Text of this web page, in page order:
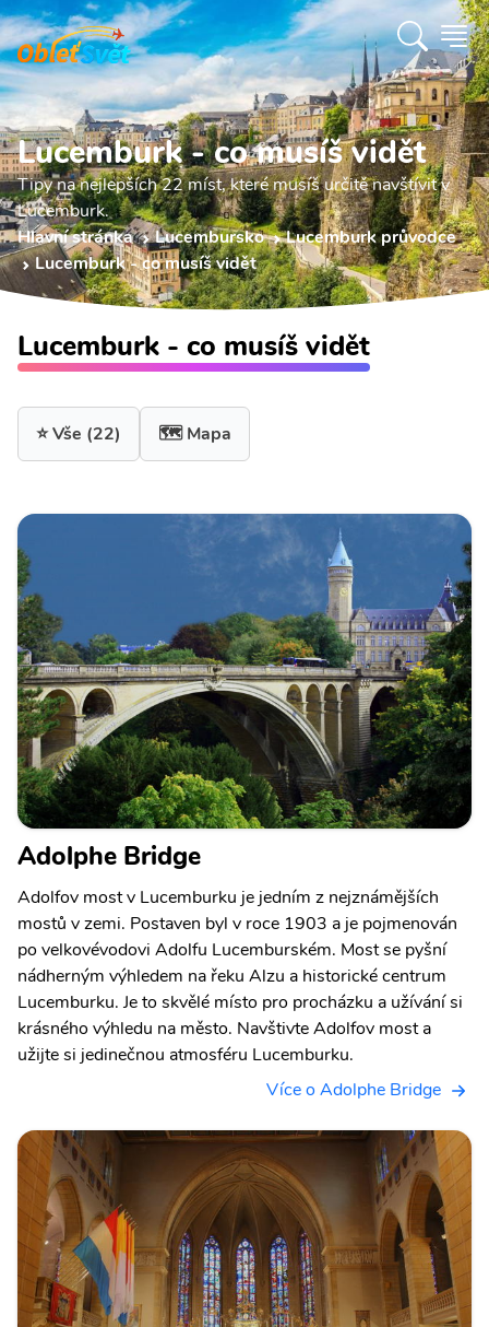
Lucemburk - co musíš vidět
Tipy na nejlepších 22 míst, které musíš určitě navštívit v
Lucemburk.
Hlavní stránka
Lucembursko
Lucemburk průvodce
Lucemburk - co musíš vidět
Lucemburk - co musíš vidět
⭐ Vše (22) 🗺️ Mapa
Adolphe Bridge
Adolfov most v Lucemburku je jedním z nejznámějších
mostů v zemi. Postaven byl v roce 1903 a je pojmenován
po velkovévodovi Adolfu Lucemburském. Most se pyšní
nádherným výhledem na řeku Alzu a historické centrum
Lucemburku. Je to skvělé místo pro procházku a užívání si
krásného výhledu na město. Navštivte Adolfov most a
užijte si jedinečnou atmosféru Lucemburku.
Více o Adolphe Bridge